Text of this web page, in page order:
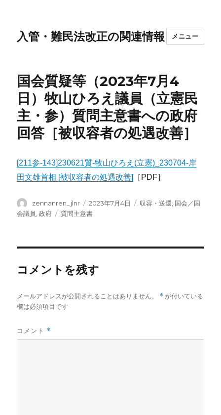
入管・難民法改正の関連情報 メニュー
国会質疑等（2023年7月4
日）牧山ひろえ議員（立憲民
主・参）質問主意書への政府
回答［被収容者の処遇改善］
[211参-143]230621質-牧山ひろえ(立憲)_230704-岸
田文雄首相 [被収容者の処遇改善]
［PDF］
投
稿
zennanren_jlnr
投
稿
2023年7月4日
カ
収容・送還 国会／国
会議員 ,政府
タ
質問主意書
コメントを残す
メールアドレスが公開されることはありません。 * が付いている
欄は必須項目です
コメント *